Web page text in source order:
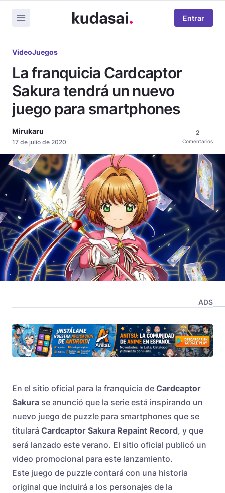
Entrar
VideoJuegos
La franquicia Cardcaptor
Sakura tendrá un nuevo
juego para smartphones
Mirukaru
17 de julio de 2020
2
Comentarios
ADS
En el sitio oficial para la franquicia de Cardcaptor
Sakura se anunció que la serie está inspirando un
nuevo juego de puzzle para smartphones que se
titulará Cardcaptor Sakura Repaint Record, y que
será lanzado este verano. El sitio oficial publicó un
video promocional para este lanzamiento.
Este juego de puzzle contará con una historia
original que incluirá a los personajes de la